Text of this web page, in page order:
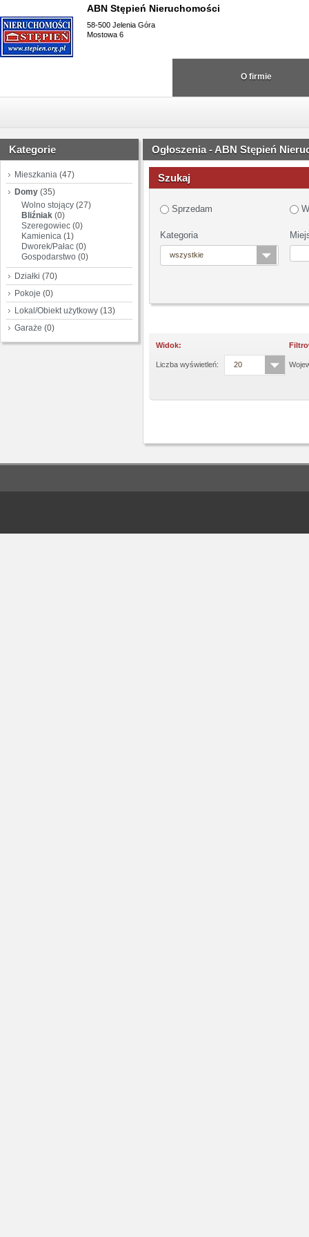
ABN Stępień Nieruchomości
58-500 Jelenia Góra
Mostowa 6
O firmie
Kategorie
Mieszkania (47)
Domy (35)
Wolno stojący (27)
Bliźniak (0)
Szeregowiec (0)
Kamienica (1)
Dworek/Pałac (0)
Gospodarstwo (0)
Działki (70)
Pokoje (0)
Lokal/Obiekt użytkowy (13)
Garaże (0)
Ogłoszenia - ABN Stępień
Szukaj
Sprzedam
Kategoria
wszystkie
Widok:
Liczba wyświetleń: 20